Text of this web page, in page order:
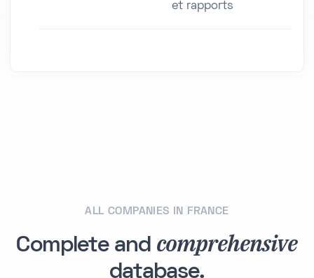
et rapports
ALL COMPANIES IN FRANCE
Complete and comprehensive
database.